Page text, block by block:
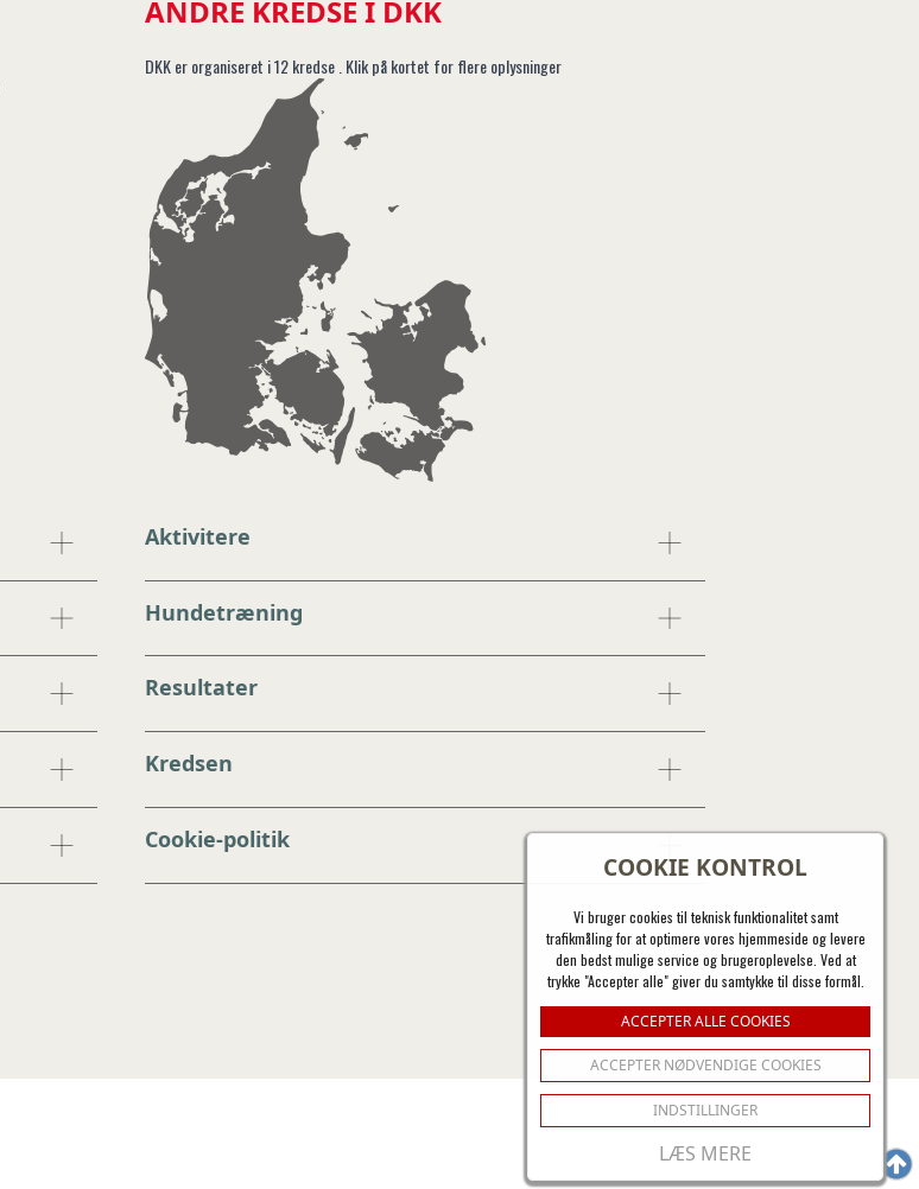
COOKIE KONTROL
Vi bruger cookies til teknisk funktionalitet samt
trafikmåling for at optimere vores hjemmeside og levere
den bedst mulige service og brugeroplevelse. Ved at
trykke "Accepter alle" giver du samtykke til disse formål.
ACCEPTER ALLE COOKIES
ACCEPTER NØDVENDIGE COOKIES
INDSTILLINGER
LÆS MERE
ANDRE KREDSE I DKK
DKK er organiseret i 12 kredse . Klik på kortet for flere oplysninger
Aktivitere
Hundetræning
Resultater
Kredsen
Cookie-politik